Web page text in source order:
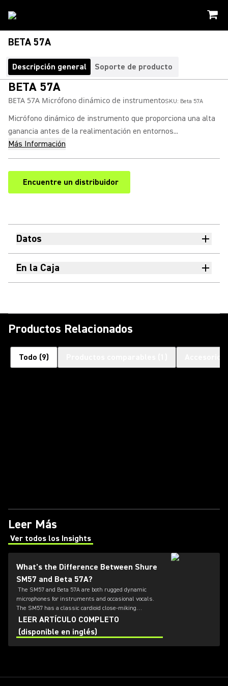
BETA 57A
Descripción general Soporte de producto
BETA 57A
BETA 57A Micrófono dinámico de instrumentoSKU: Beta 57A
Micrófono dinámico de instrumento que proporciona una alta
ganancia antes de la realimentación en entornos...
Más Información
Encuentre un distribuidor
(Opens in a new tab)
Datos
En la Caja
Productos Relacionados
Todo (9)
Leer Más
Ver todos los Insights
(Opens in a new tab)
What's the Difference Between Shure
SM57 and Beta 57A?
The SM57 and Beta 57A are both rugged dynamic
microphones for instruments and occasional vocals.
The SM57 has a classic cardioid close-miking
character, while the Beta 57A adds tighter
supercardioid directionality, higher output, extended
response, a more protective grille, and improved
handling-noise control.
LEER ARTÍCULO COMPLETO
(disponible en inglés)